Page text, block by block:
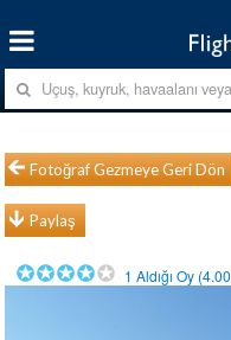
Fotoğraf Gezmeye Geri Dön
Paylaş
1 Aldığı Oy (4.00